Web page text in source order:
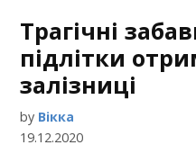
Трагічні
підлітки
залізниці
by Вікка
19.12.2020